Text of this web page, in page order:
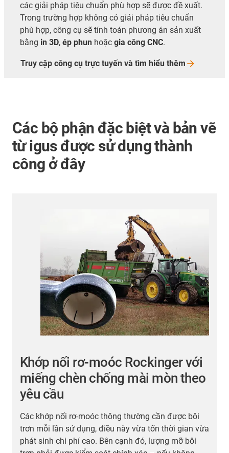
các giải pháp tiêu chuẩn phù hợp sẽ được đề xuất.
Trong trường hợp không có giải pháp tiêu chuẩn
phù hợp, công cụ sẽ tính toán phương án sản xuất
bằng in 3D, ép phun hoặc gia công CNC.
Truy cập công cụ trực tuyến và tìm hiểu thêm
Các bộ phận đặc biệt và bản vẽ
từ igus được sử dụng thành
công ở đây
Thyssenkrupp sử dụng bạc lót
nhựa in 3D trong thang máy
không cáp
Do yêu cầu gấp về thời gian, ThyssenKrupp Elevator
đã quyết định sản xuất bạc trượt tuyến tính cần thiết
bằngcông nghệ sản xuất bồi đắptại igus. Doanh